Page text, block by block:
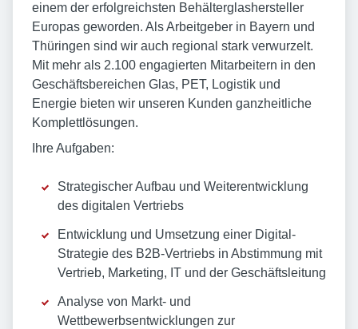
einem der erfolgreichsten Behälterglashersteller
Europas geworden. Als Arbeitgeber in Bayern und
Thüringen sind wir auch regional stark verwurzelt.
Mit mehr als 2.100 engagierten Mitarbeitern in den
Geschäftsbereichen Glas, PET, Logistik und
Energie bieten wir unseren Kunden ganzheitliche
Komplettlösungen.
Ihre Aufgaben:
Strategischer Aufbau und Weiterentwicklung
des digitalen Vertriebs
Entwicklung und Umsetzung einer Digital-
Strategie des B2B-Vertriebs in Abstimmung mit
Vertrieb, Marketing, IT und der Geschäftsleitung
Analyse von Markt- und
Wettbewerbsentwicklungen zur